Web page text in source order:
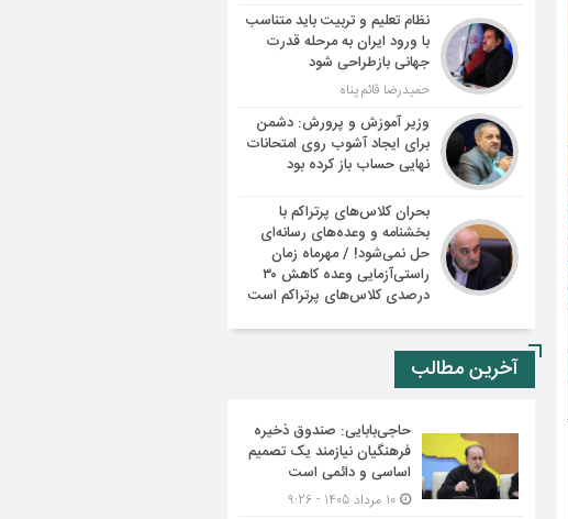
نظام تعلیم و تربیت باید متناسب
با ورود ایران به مرحله قدرت
جهانی بازطراحی شود
حمیدرضا قائم پناه
وزیر آموزش و پرورش: دشمن
برای ایجاد آشوب روی امتحانات
نهایی حساب باز کرده بود
بحران کلاس‌های پرتراکم با
بخشنامه و وعده‌های رسانه‌ای
حل نمی‌شود! / مهرماه زمان
راستی‌آزمایی وعده کاهش ۳۰
درصدی کلاس‌های پرتراکم است
آخرین مطالب
حاجی‌بابایی: صندوق ذخیره
فرهنگیان نیازمند یک تصمیم
اساسی و دائمی است